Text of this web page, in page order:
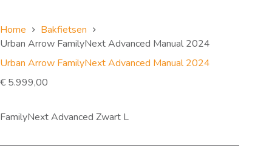
Home
Bakfietsen
Urban Arrow FamilyNext Advanced Manual 2024
Urban Arrow FamilyNext Advanced Manual 2024
€ 5.999,00
FamilyNext Advanced Zwart L